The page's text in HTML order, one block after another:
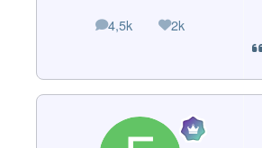
4,5k
messaggi2k
Reputazione